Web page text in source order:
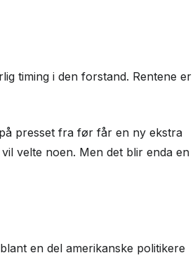
timing i den forstand. Rentene er
presset fra før får en ny ekstra
velte noen. Men det blir enda en
en del amerikanske politikere